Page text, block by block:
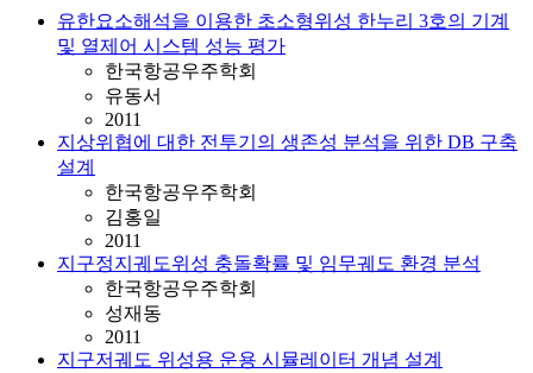
유한요소해석을 이용한 초소형위성 한누리 3호의 기계
및 열제어 시스템 성능 평가
한국항공우주학회
유동서
2011
지상위협에 대한 전투기의 생존성 분석을 위한 DB 구축
설계
한국항공우주학회
김홍일
2011
지구정지궤도위성 충돌확률 및 임무궤도 환경 분석
한국항공우주학회
성재동
2011
지구저궤도 위성용 운용 시뮬레이터 개념 설계